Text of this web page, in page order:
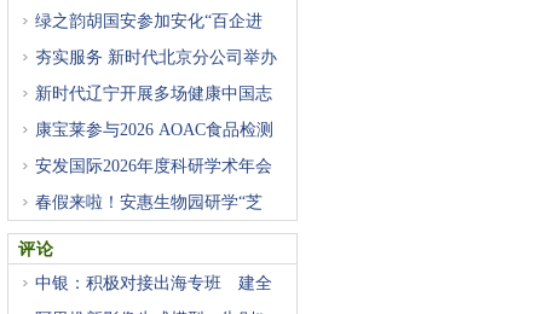
绿之韵胡国安参加安化“百企进
夯实服务 新时代北京分公司举办
新时代辽宁开展多场健康中国志
康宝莱参与2026 AOAC食品检测
技术
安发国际2026年度科研学术年会
春假来啦！安惠生物园研学“芝
评论
中银：积极对接出海专班 建全